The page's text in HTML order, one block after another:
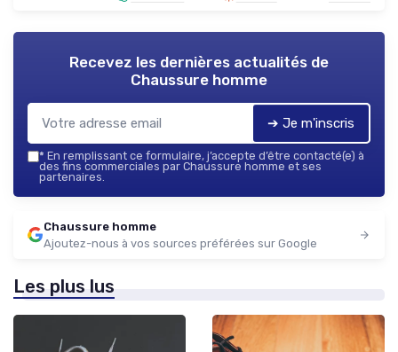
Recevez les dernières actualités de
Chaussure homme
➔ Je m'inscris
* En remplissant ce formulaire, j’accepte d’être contacté(e) à
des fins commerciales par Chaussure homme et ses
partenaires.
Chaussure homme
Ajoutez-nous à vos sources préférées sur Google
Les plus lus